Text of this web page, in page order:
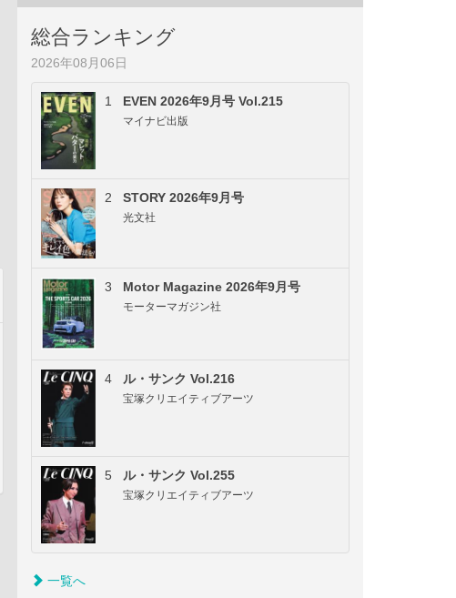
総合ランキング
2026年08月06日
1 EVEN 2026年9月号 Vol.215
マイナビ出版
2 STORY 2026年9月号
光文社
3 Motor Magazine 2026年9月号
モーターマガジン社
4 ル・サンク Vol.216
宝塚クリエイティブアーツ
5 ル・サンク Vol.255
宝塚クリエイティブアーツ
一覧へ